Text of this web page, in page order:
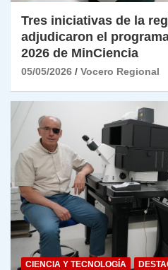
Tres iniciativas de la
adjudicaron el
2026 de MinCiencia
05/05/2026 Vocero Regional
CIENCIA Y TECNOLOGÍA